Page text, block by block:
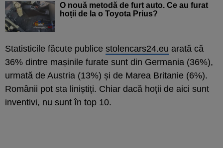
O nouă metodă de furt auto. Ce au furat
hoții de la o Toyota Prius?
Statisticile făcute publice stolencars24.eu arată că
36% dintre mașinile furate sunt din Germania (36%),
urmată de Austria (13%) și de Marea Britanie (6%).
Românii pot sta liniștiți. Chiar dacă hoții de aici sunt
inventivi, nu sunt în top 10.